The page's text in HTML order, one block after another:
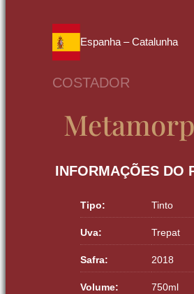
Espanha – Catalunha
COSTADOR
INFORMAÇÕES DO
Tipo: Tinto
Uva: Trepat
Safra: 2018
Volume: 750ml